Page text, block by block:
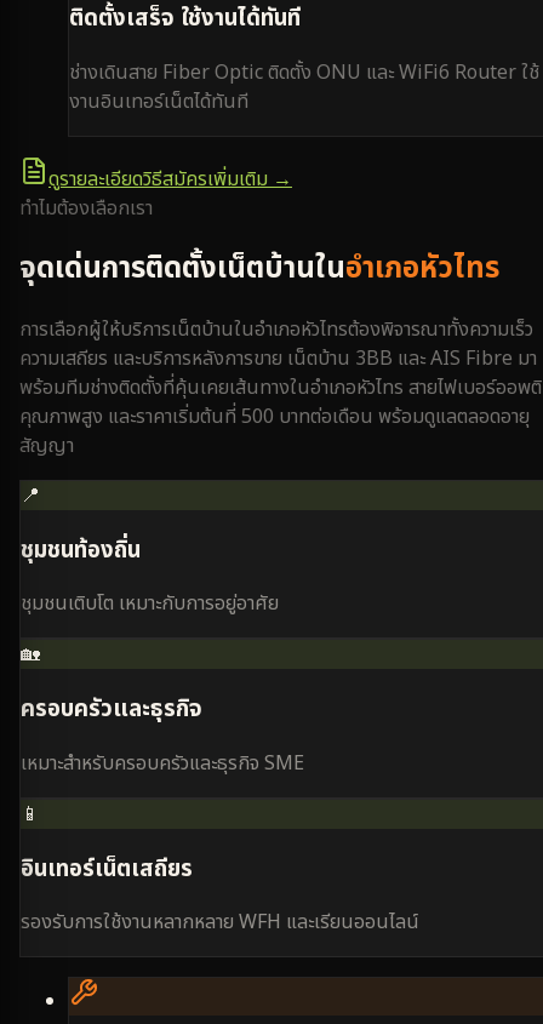
ติดตั้งเสร็จ ใช้งานได้ทันที
ช่างเดินสาย Fiber Optic ติดตั้ง ONU และ WiFi6 Router ใช้
งานอินเทอร์เน็ตได้ทันที
ดูรายละเอียดวิธีสมัครเพิ่มเติม →
ทำไมต้องเลือกเรา
จุดเด่นการติดตั้งเน็ตบ้านในอำเภอหัวไทร
การเลือกผู้ให้บริการเน็ตบ้านในอำเภอหัวไทรต้องพิจารณาทั้งความเร็ว
ความเสถียร และบริการหลังการขาย เน็ตบ้าน 3BB และ AIS Fibre มา
พร้อมทีมช่างติดตั้งที่คุ้นเคยเส้นทางในอำเภอหัวไทร สายไฟเบอร์ออพ
คุณภาพสูง และราคาเริ่มต้นที่ 500 บาทต่อเดือน พร้อมดูแลตลอดอายุ
สัญญา
📍
ชุมชนท้องถิ่น
ชุมชนเติบโต เหมาะกับการอยู่อาศัย
🏡
ครอบครัวและธุรกิจ
เหมาะสำหรับครอบครัวและธุรกิจ SME
📱
อินเทอร์เน็ตเสถียร
รองรับการใช้งานหลากหลาย WFH และเรียนออนไลน์